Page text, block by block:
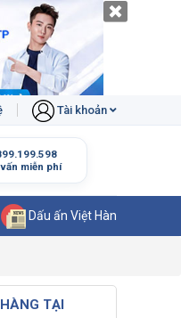
Tài khoản
Dấu ấn Việt Hàn
TẠI